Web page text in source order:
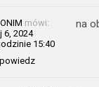
mówi:
6, 2024
15:40
na